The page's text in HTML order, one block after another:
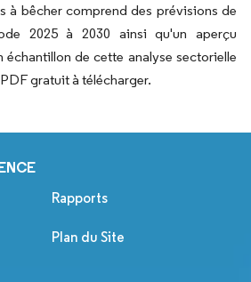
à bêcher comprend des prévisions de
2025 à 2030 ainsi qu'un aperçu
de cette analyse sectorielle
gratuit à télécharger.
Rapports
Plan du Site